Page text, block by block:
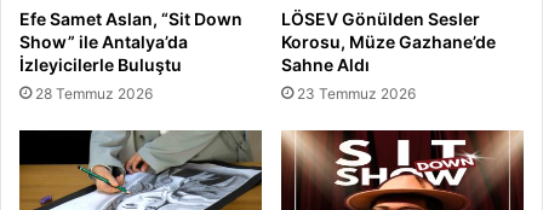
Efe Samet Aslan, “Sit Down
Show” ile Antalya’da
İzleyicilerle Buluştu
28 Temmuz 2026
LÖSEV Gönülden Sesler
Korosu, Müze Gazhane’de
Sahne Aldı
23 Temmuz 2026